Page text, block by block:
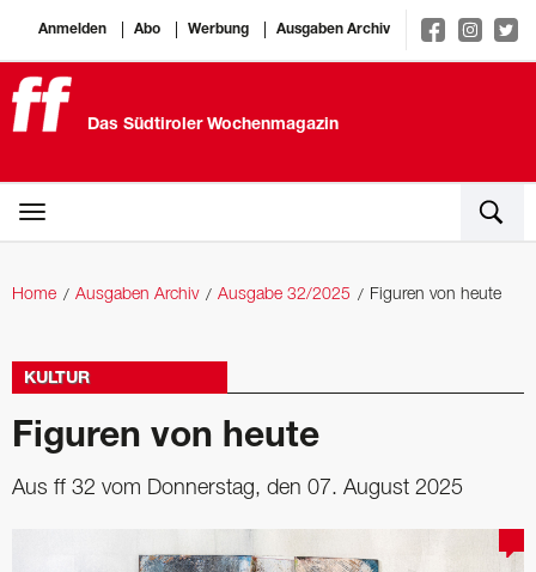
Anmelden Abo Werbung Ausgaben Archiv
Das Südtiroler Wochenmagazin
Home Ausgaben Archiv Ausgabe 32/2025 Figuren von heute
KULTUR
Figuren von heute
Aus ff 32 vom Donnerstag, den 07. August 2025